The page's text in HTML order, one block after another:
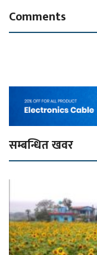
Comments
सम्बन्धित खवर